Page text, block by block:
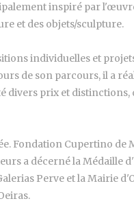
inspiré par
et des objets/sculpture.
individuelles et
de son parcours, il a
divers prix et
Fondation Cupertino
a décerné la
Perve et la Mairie